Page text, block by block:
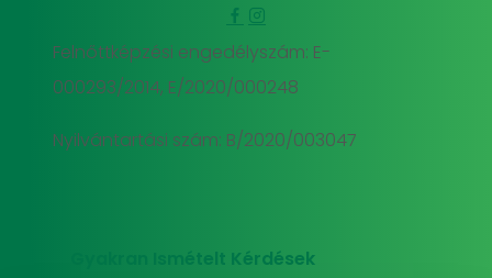
Felnőttképzési engedélyszám: E-
000293/2014, E/2020/000248
Nyilvántartási szám: B/2020/003047
Gyakran Ismételt Kérdések